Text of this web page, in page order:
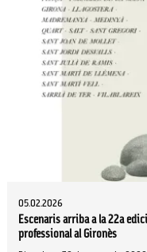
05.02.2026
Escenaris arriba a la 22a
professional al Gironès